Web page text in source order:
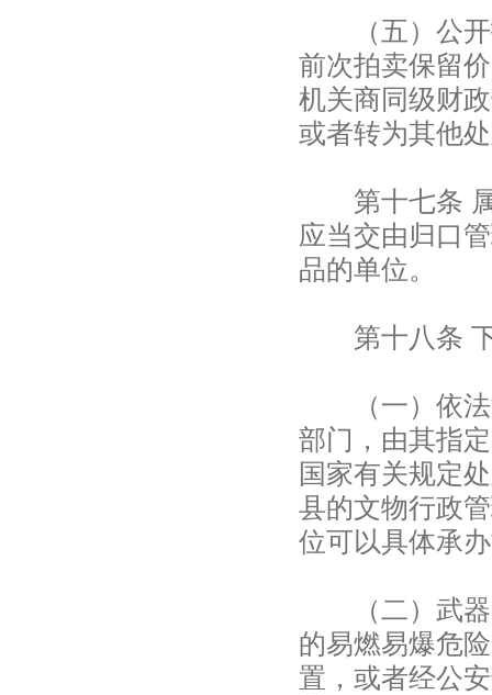
（五）公开
前次拍卖保留
机关商同级财
或者转为其他
第十七条 属
应当交由归口
品的单位。
第十八条 下
（一）依法
部门，由其指
国家有关规定
县的文物行政
位可以具体承
（二）武器
的易燃易爆危
置，或者经公